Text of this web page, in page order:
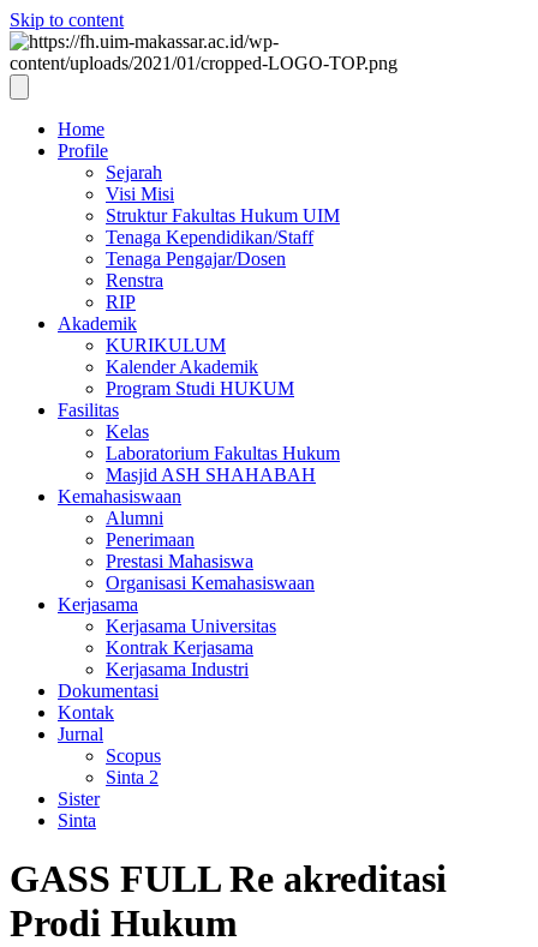
Skip to content
Home
Profile
Sejarah
Visi Misi
Struktur Fakultas Hukum UIM
Tenaga Kependidikan/Staff
Tenaga Pengajar/Dosen
Renstra
RIP
Akademik
KURIKULUM
Kalender Akademik
Program Studi HUKUM
Fasilitas
Kelas
Laboratorium Fakultas Hukum
Masjid ASH SHAHABAH
Kemahasiswaan
Alumni
Penerimaan
Prestasi Mahasiswa
Organisasi Kemahasiswaan
Kerjasama
Kerjasama Universitas
Kontrak Kerjasama
Kerjasama Industri
Dokumentasi
Kontak
Jurnal
Scopus
Sinta 2
Sister
Sinta
GASS FULL Re akreditasi
Prodi Hukum